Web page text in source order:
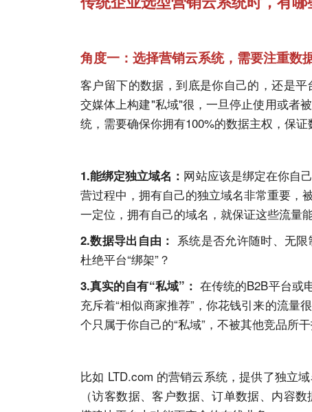
角度一：选择营销云系统，需要注重数
客户留下的数据，到底是你自己的，还是
交媒体上构建"私域"很，一旦停止使用或者
统，需要确保你拥有100%的数据主权，保证
1.能绑定独立域名 ： 网站应该是绑定在你自
营过程中，拥有自己的独立域名非常重要，
一定位，拥有自己的域名 ，就保证这些流量
2.数据导出自由： 系统是否允许随时、无
杜绝平台“绑架”？
3.真实的自有“私域”： 在传统的B2B平台或
充斥着“相似商家推荐”，你花钱引来的流量
个只属于你自己的“私域”，不被其他竞品所干
比如 LTD.com 的营销云系统，提供了独立
（访客数据、客户数据、订单数据、内容